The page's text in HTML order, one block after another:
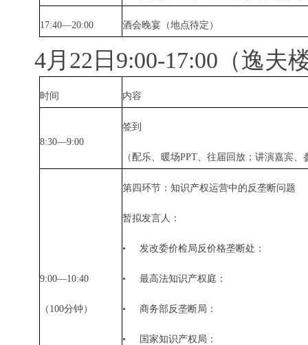
17:40—20:00 酒会晚宴（地点待定）
4月 22 日 9:00-17:00 （逸夫
时间 内容
8:30—9:00
签到
（配乐、暖场PPT、往届回放；讲演嘉宾、
9:00—10:40
（ 100分钟）
第四环节：知识产权运营中的反垄断问题
暂拟发言人：
•发改委价检局反价格垄断处：
•最高法知识产权庭：
•商务部反垄断局：
• 国家知识产权局：